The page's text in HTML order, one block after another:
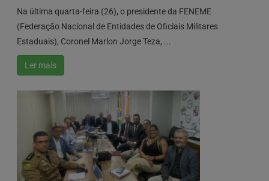
Na última quarta-feira (26), o presidente da FENEME
(Federação Nacional de Entidades de Oficiais Militares
Estaduais), Coronel Marlon Jorge Teza, ...
Ler mais